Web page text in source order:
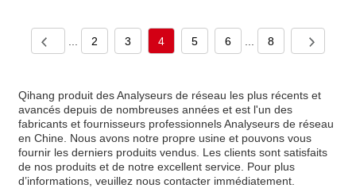
... 2 3 4 5 6 ... 8
Qihang produit des Analyseurs de réseau les plus récents et
avancés depuis de nombreuses années et est l'un des
fabricants et fournisseurs professionnels Analyseurs de réseau
en Chine. Nous avons notre propre usine et pouvons vous
fournir les derniers produits vendus. Les clients sont satisfaits
de nos produits et de notre excellent service. Pour plus
d’informations, veuillez nous contacter immédiatement.